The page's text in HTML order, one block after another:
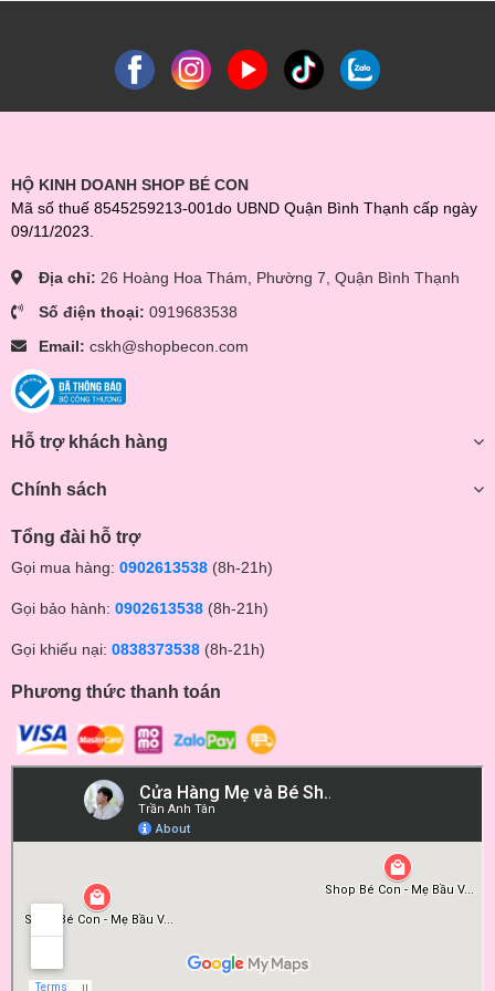
HỘ KINH DOANH SHOP BÉ CON
Mã số thuế 8545259213-001do UBND Quận Bình Thạnh cấp ngày
09/11/2023.
Địa chỉ: 26 Hoàng Hoa Thám, Phường 7, Quận Bình Thạnh
Số điện thoại: 0919683538
Email: cskh@shopbecon.com
Hỗ trợ khách hàng
Chính sách
Tổng đài hỗ trợ
Gọi mua hàng: 0902613538 (8h-21h)
Gọi bảo hành: 0902613538 (8h-21h)
Gọi khiếu nại: 0838373538 (8h-21h)
Phương thức thanh toán